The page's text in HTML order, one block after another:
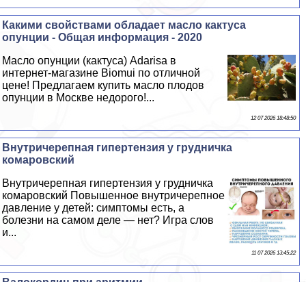
Какими свойствами обладает масло кактуса
опунции - Общая информация - 2020
Масло опунции (кактуса) Adarisa в
интернет-магазине Biomui по отличной
цене! Предлагаем купить масло плодов
опунции в Москве недорого!...
12 07 2026 18:48:50
Внутричерепная гипертензия у грудничка
комаровский
Внутричерепная гипертензия у грудничка
комаровский Повышенное внутричерепное
давление у детей: симптомы есть, а
болезни на самом деле — нет? Игра слов
и...
11 07 2026 13:45:22